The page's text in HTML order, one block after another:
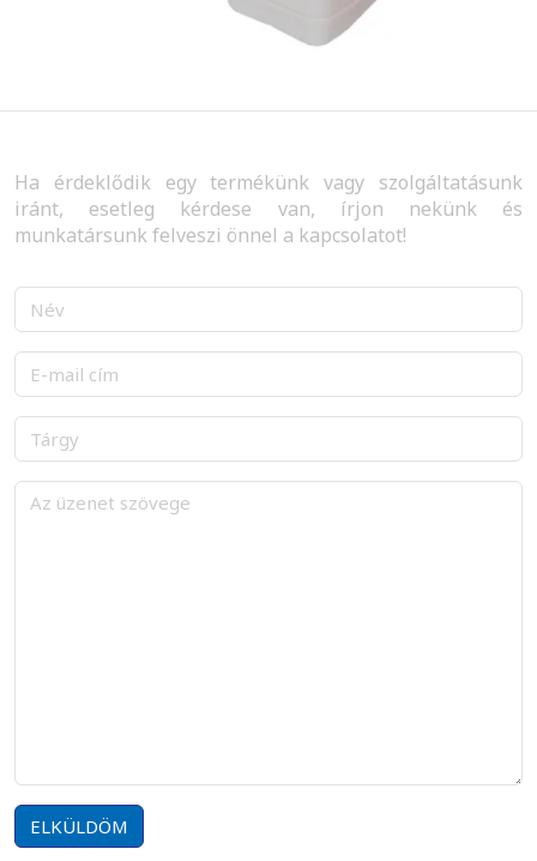
Ha érdeklődik egy termékünk vagy szolgáltatásunk
iránt, esetleg kérdese van, írjon nekünk és
munkatársunk felveszi önnel a kapcsolatot!